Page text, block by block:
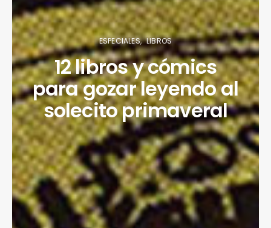
ESPECIALES LIBROS
12 libros y cómics
para gozar leyendo al
solecito primaveral